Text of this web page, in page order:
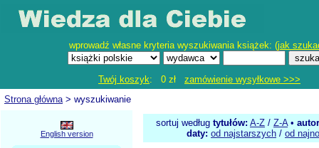
wprowadź własne kryteria wyszukiwania książek: (jak
Twój koszyk: 0 zł zamówienie wysyłkowe >>>
Strona główna> wyszukiwanie
English version
sortuj według tytułów: A-Z / Z-A•
daty: od najstarszych / od